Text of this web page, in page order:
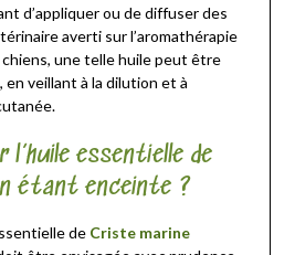
d’appliquer ou de diffuser des
averti sur l’aromathérapie
chiens, une telle huile peut être
veillant à la dilution et à
essentielle de
étant enceinte ?
de Criste marine